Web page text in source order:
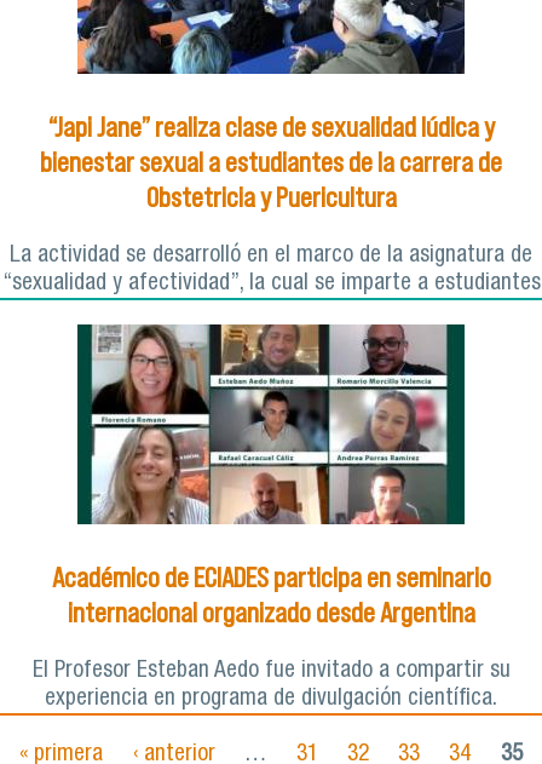
“Japi Jane” realiza clase de sexualidad lúdica y
bienestar sexual a estudiantes de la carrera de
Obstetricia y Puericultura
La actividad se desarrolló en el marco de la asignatura de
“sexualidad y afectividad”, la cual se imparte a estudiantes
Académico de ECIADES participa en seminario
internacional organizado desde Argentina
El Profesor Esteban Aedo fue invitado a compartir su
experiencia en programa de divulgación científica.
« primera ‹ anterior … 31 32 33 34 35